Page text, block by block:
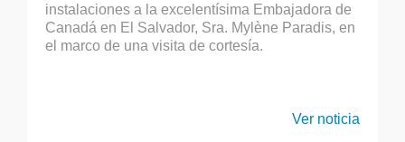
instalaciones a la excelentísima Embajadora de
Canadá en El Salvador, Sra. Mylène Paradis, en
el marco de una visita de cortesía.
Ver noticia